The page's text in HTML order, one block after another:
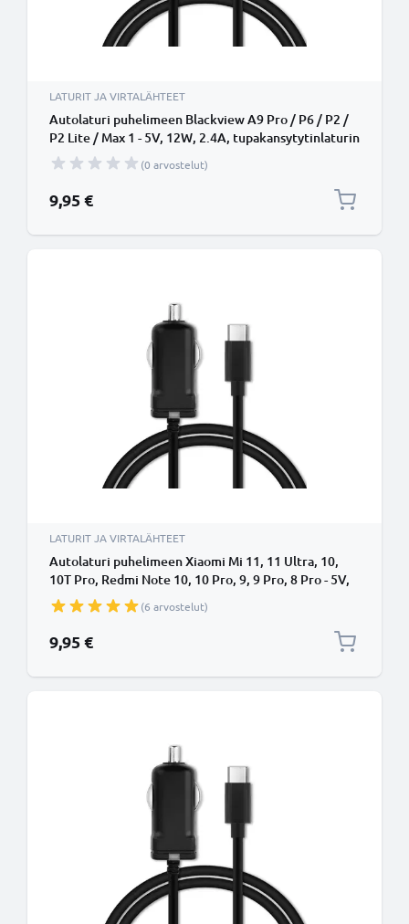
LATURIT JA VIRTALÄHTEET
Autolaturi puhelimeen Blackview A9 Pro / P6 / P2 /
P2 Lite / Max 1 - 5V, 12W, 2.4A, tupakansytytinlaturin
johto 1.1m
(0 arvostelut)
9,95 €
LATURIT JA VIRTALÄHTEET
Autolaturi puhelimeen Xiaomi Mi 11, 11 Ultra, 10,
10T Pro, Redmi Note 10, 10 Pro, 9, 9 Pro, 8 Pro - 5V,
12W, 2.4A, tupakansytytinlaturin johto 1.1m
(6 arvostelut)
9,95 €